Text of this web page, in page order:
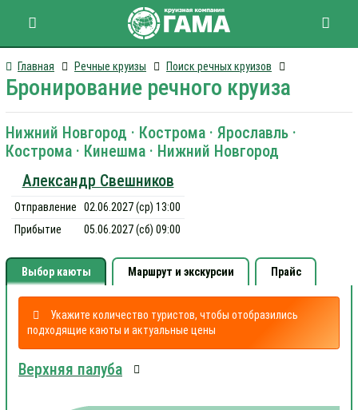
Главная Речные круизы Поиск речных круизов
Бронирование речного круиза
Нижний Новгород · Кострома · Ярославль ·
Кострома · Кинешма · Нижний Новгород
Александр Свешников
Отправление
02.06.2027 (ср) 13:00
Прибытие
05.06.2027 (сб) 09:00
Выбор каюты Маршрут и экскурсии Прайс
Укажите количество туристов, чтобы отобразились
подходящие каюты и актуальные цены
Верхняя палуба